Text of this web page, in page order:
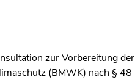
zur Vorbereitung der
(BMWK) nach § 48